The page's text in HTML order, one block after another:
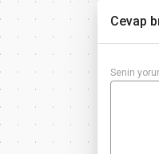
Cevap
Senin